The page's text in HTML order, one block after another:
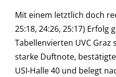
Mit einem letztlich doch
25:18, 24:26, 25:17) Erfolg
Tabellenvierten UVC Graz
starke Duftnote,
USI-Halle 40 und belegt